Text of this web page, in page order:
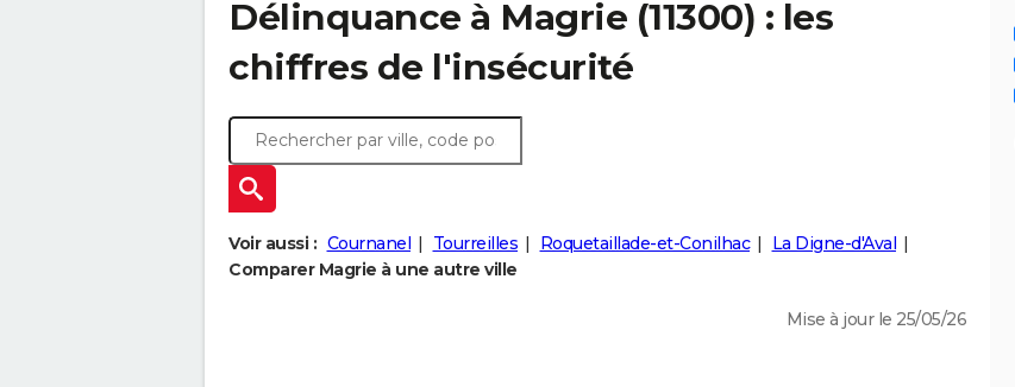
Délinquance à Magrie (11300) : les
chiffres de l'insécurité
Voir aussi : Cournanel Tourreilles Roquetaillade-et-Conilhac
La Digne-d'Aval
Comparer Magrie à une autre ville
Mise à jour le 25/05/26